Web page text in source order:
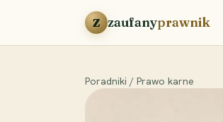
Przejdź do treści
Z zaufanyprawnik
Poradniki / Prawo karne